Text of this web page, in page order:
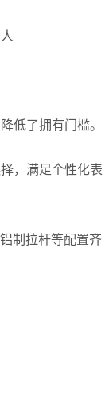
低了拥有门槛。
，满足个性化表
制拉杆等配置齐